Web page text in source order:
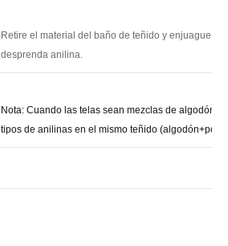
Retire el material del baño de teñido y enjuague
desprenda anilina.
Nota: Cuando las telas sean mezclas de algodón
tipos de anilinas en el mismo teñido